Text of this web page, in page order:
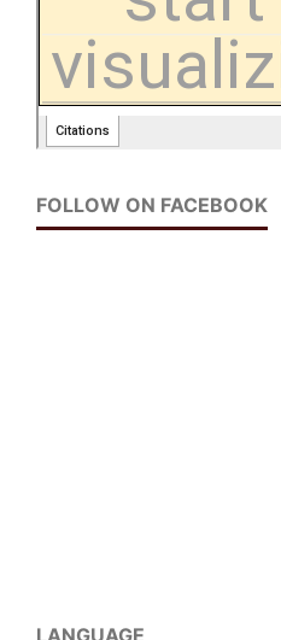
FOLLOW ON FACEBOOK
LANGUAGE